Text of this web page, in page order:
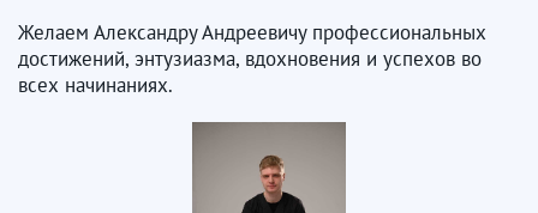
Желаем Александру Андреевичу профессиональных
достижений, энтузиазма, вдохновения и успехов во
всех начинаниях.